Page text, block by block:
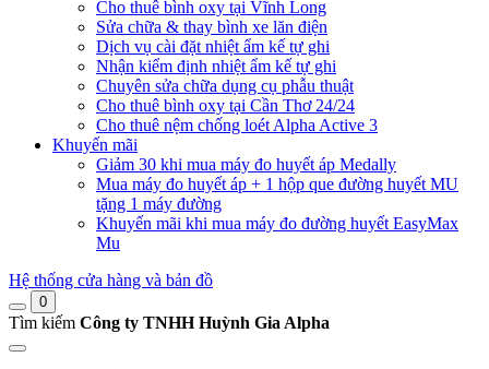
Cho thuê bình oxy tại Vĩnh Long
Sửa chữa & thay bình xe lăn điện
Dịch vụ cài đặt nhiệt ẩm kế tự ghi
Nhận kiểm định nhiệt ẩm kế tự ghi
Chuyên sửa chữa dụng cụ phẫu thuật
Cho thuê bình oxy tại Cần Thơ 24/24
Cho thuê nệm chống loét Alpha Active 3
Khuyến mãi
Giảm 30 khi mua máy đo huyết áp Medally
Mua máy đo huyết áp + 1 hộp que đường huyết MU
tặng 1 máy đường
Khuyến mãi khi mua máy đo đường huyết EasyMax
Mu
Hệ thống cửa hàng và bản đồ
0
Tìm kiếm Công ty TNHH Huỳnh Gia Alpha